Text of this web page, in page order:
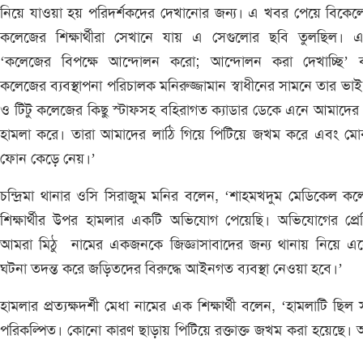
নিয়ে যাওয়া হয় পরিদর্শকদের দেখানোর জন্য। এ খবর পেয়ে
কলেজের শিক্ষার্থীরা সেখানে যায় এ সেগুলোর ছবি তুলছিল।
‘কলেজের বিপক্ষে আন্দোলন করো; আন্দোলন করা দেখাচ্ছি’
কলেজের ব্যবস্থাপনা পরিচালক মনিরুজ্জামান স্বাধীনের সামনে তার
ও টিটু কলেজের কিছু স্টাফসহ বহিরাগত ক্যাডার ডেকে এনে
হামলা করে। তারা আমাদের লাঠি গিয়ে পিটিয়ে জখম করে এবং
ফোন কেড়ে নেয়।’
চন্দ্রিমা থানার ওসি সিরাজুম মনির বলেন, ‘শাহমখদুম মেডিকেল
শিক্ষার্থীর উপর হামলার একটি অভিযোগ পেয়েছি। অভিযোগের
আমরা মিঠু নামের একজনকে জিজ্ঞাসাবাদের জন্য থানায় নিয়ে
ঘটনা তদন্ত করে জড়িতদের বিরুদ্ধে আইনগত ব্যবস্থা নেওয়া হবে।’
হামলার প্রত্যক্ষদর্শী মেধা নামের এক শিক্ষার্থী বলেন, ‘হামলাটি ছিল
পরিকল্পিত। কোনো কারণ ছাড়ায় পিটিয়ে রক্তাক্ত জখম করা হয়েছে।